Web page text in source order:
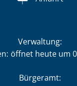
Verwaltung:
weitere Öffnungs-
öffnet heute um
Bürgeramt: